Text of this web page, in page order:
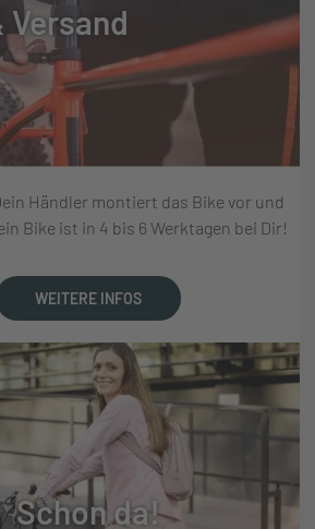
Versand
Händler montiert das Bike vor und
Bike ist in 4 bis 6 Werktagen bei Dir!
WEITERE INFOS
Schon da!